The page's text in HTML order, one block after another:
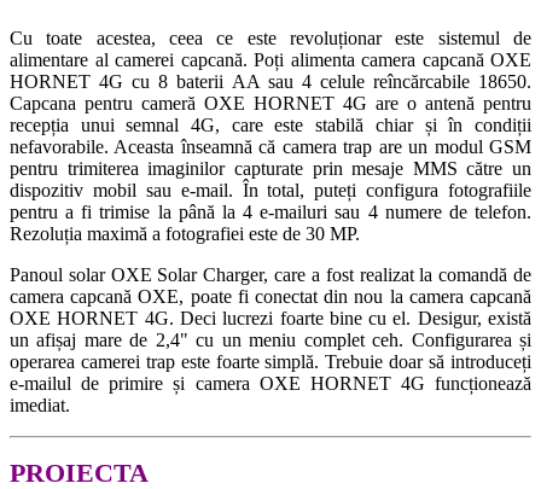
Cu toate acestea, ceea ce este revoluționar este sistemul de
alimentare al camerei capcană. Poți alimenta camera capcană OXE
HORNET 4G cu 8 baterii AA sau 4 celule reîncărcabile 18650.
Capcana pentru cameră OXE HORNET 4G are o antenă pentru
recepția unui semnal 4G, care este stabilă chiar și în condiții
nefavorabile. Aceasta înseamnă că camera trap are un modul GSM
pentru trimiterea imaginilor capturate prin mesaje MMS către un
dispozitiv mobil sau e-mail. În total, puteți configura fotografiile
pentru a fi trimise la până la 4 e-mailuri sau 4 numere de telefon.
Rezoluția maximă a fotografiei este de 30 MP.
Panoul solar OXE Solar Charger, care a fost realizat la comandă de
camera capcană OXE, poate fi conectat din nou la camera capcană
OXE HORNET 4G. Deci lucrezi foarte bine cu el. Desigur, există
un afișaj mare de 2,4" cu un meniu complet ceh. Configurarea și
operarea camerei trap este foarte simplă. Trebuie doar să introduceți
e-mailul de primire și camera OXE HORNET 4G funcționează
imediat.
PROIECTA